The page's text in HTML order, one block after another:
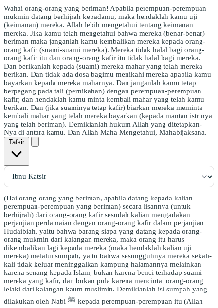
Wahai orang-orang yang beriman! Apabila perempuan-perempuan
mukmin datang berhijrah kepadamu, maka hendaklah kamu uji
(keimanan) mereka. Allah lebih mengetahui tentang keimanan
mereka. Jika kamu telah mengetahui bahwa mereka (benar-benar)
beriman maka janganlah kamu kembalikan mereka kepada orang-
orang kafir (suami-suami mereka). Mereka tidak halal bagi orang-
orang kafir itu dan orang-orang kafir itu tidak halal bagi mereka.
Dan berikanlah kepada (suami) mereka mahar yang telah mereka
berikan. Dan tidak ada dosa bagimu menikahi mereka apabila kamu
bayarkan kepada mereka maharnya. Dan janganlah kamu tetap
berpegang pada tali (pernikahan) dengan perempuan-perempuan
kafir; dan hendaklah kamu minta kembali mahar yang telah kamu
berikan. Dan (jika suaminya tetap kafir) biarkan mereka meminta
kembali mahar yang telah mereka bayarkan (kepada mantan istrinya
yang telah beriman). Demikianlah hukum Allah yang ditetapkan-
Nya di antara kamu. Dan Allah Maha Mengetahui, Mahabijaksana.
Tafsir
(Hai orang-orang yang beriman, apabila datang kepada kalian
perempuan-perempuan yang beriman) secara lisannya (untuk
berhijrah) dari orang-orang kafir sesudah kalian mengadakan
perjanjian perdamaian dengan orang-orang kafir dalam perjanjian
Hudaibiah, yaitu bahwa barang siapa yang datang kepada orang-
orang mukmin dari kalangan mereka, maka orang itu harus
dikembalikan lagi kepada mereka (maka hendaklah kalian uji
mereka) melalui sumpah, yaitu bahwa sesungguhnya mereka sekali-
kali tidak keluar meninggalkan kampung halamannya melainkan
karena senang kepada Islam, bukan karena benci terhadap suami
mereka yang kafir, dan bukan pula karena mencintai orang-orang
lelaki dari kalangan kaum muslimin. Demikianlah isi sumpah yang
dilakukan oleh Nabi ﷺ kepada perempuan-perempuan itu (Allah